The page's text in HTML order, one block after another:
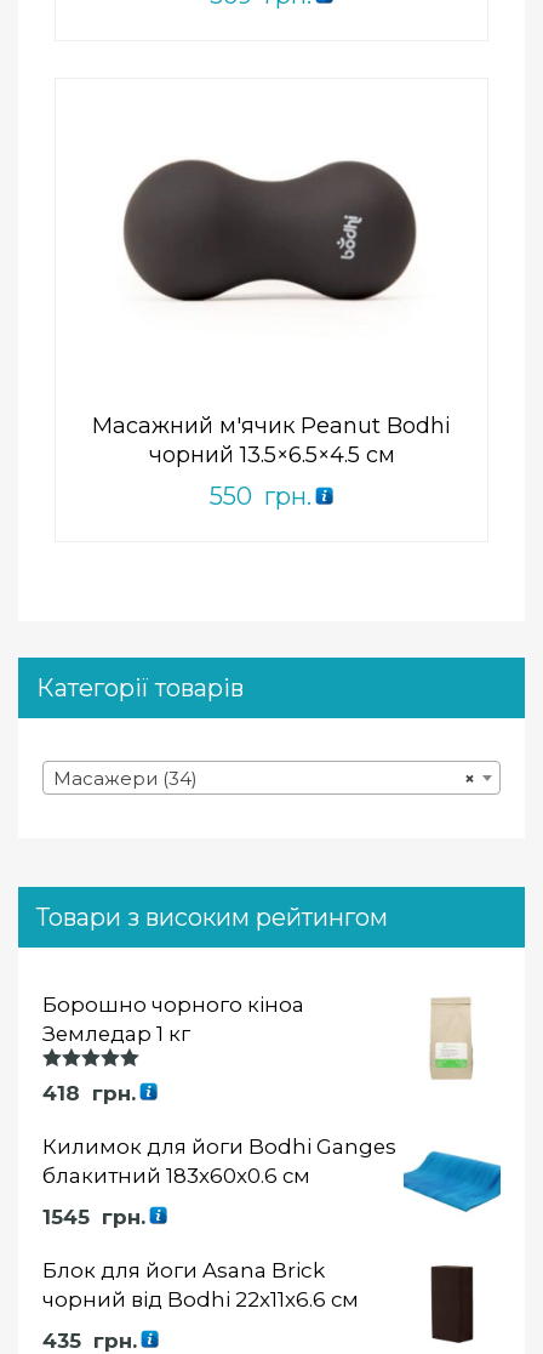
Масажний м'ячик Peanut Bodhi
чорний 13.5×6.5×4.5 см
550 грн.
ПРИДБАТИ
Add to Wishlist
Категорії товарів
×
Масажери (34)
Товари з високим рейтингом
Борошно чорного кіноа
Земледар 1 кг
Оцінка
5.00із 5
418 грн.
Килимок для йоги Bodhi Ganges
блакитний 183x60x0.6 см
1545 грн.
Блок для йоги Asana Brick
чорний від Bodhi 22x11x6.6 см
435 грн.